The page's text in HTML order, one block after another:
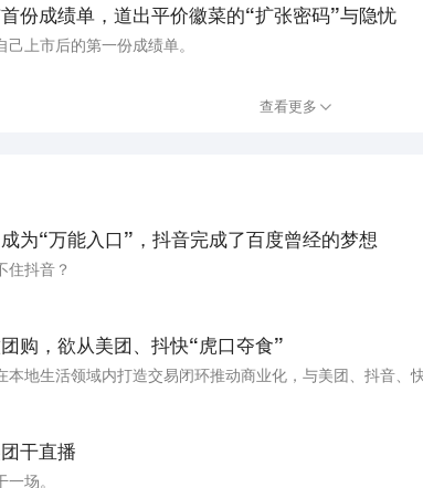
份成绩单，道出平价徽菜的“扩张密码”与隐忧
上市后的第一份成绩单。
查看更多
为“万能入口”，抖音完成了百度曾经的梦想
住抖音？
购，欲从美团、抖快“虎口夺食”
干直播
场。